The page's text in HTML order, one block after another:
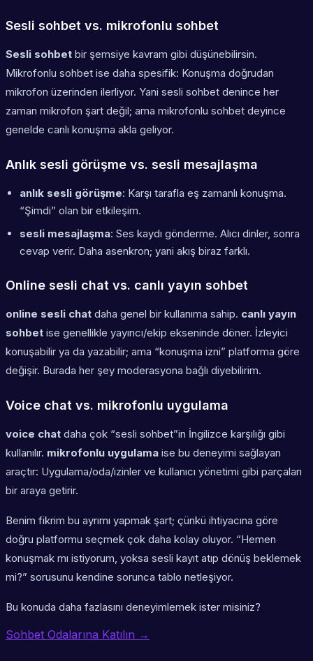
Sesli sohbet vs. mikrofonlu sohbet
Sesli sohbet bir şemsiye kavram gibi düşünebilirsin.
Mikrofonlu sohbet ise daha spesifik: Konuşma doğrudan
mikrofon üzerinden ilerliyor. Yani sesli sohbet denince her
zaman mikrofon şart değil; ama mikrofonlu sohbet deyince
genelde canlı konuşma akla geliyor.
Anlık sesli görüşme vs. sesli mesajlaşma
anlık sesli görüşme: Karşı tarafla eş zamanlı konuşma.
“Şimdi” olan bir etkileşim.
sesli mesajlaşma: Ses kaydı gönderme. Alıcı dinler, sonra
cevap verir. Daha asenkron; yani akış biraz farklı.
Online sesli chat vs. canlı yayın sohbet
online sesli chat daha genel bir kullanıma sahip. canlı yayın
sohbet ise genellikle yayıncı/ekip ekseninde döner. İzleyici
konuşabilir ya da yazabilir; ama “konuşma izni” platforma göre
değişir. Burada her şey moderasyona bağlı diyebilirim.
Voice chat vs. mikrofonlu uygulama
voice chat daha çok “sesli sohbet”in İngilizce karşılığı gibi
kullanılır. mikrofonlu uygulama ise bu deneyimi sağlayan
araçtır: Uygulama/oda/izinler ve kullanıcı yönetimi gibi parçaları
bir araya getirir.
Benim fikrim bu ayrımı yapmak şart; çünkü ihtiyacına göre
doğru platformu seçmek çok daha kolay oluyor. “Hemen
konuşmak mı istiyorum, yoksa sesli kayıt atıp dönüş beklemek
mi?” sorusunu kendine sorunca tablo netleşiyor.
Bu konuda daha fazlasını deneyimlemek ister misiniz?
Sohbet Odalarına Katılın →